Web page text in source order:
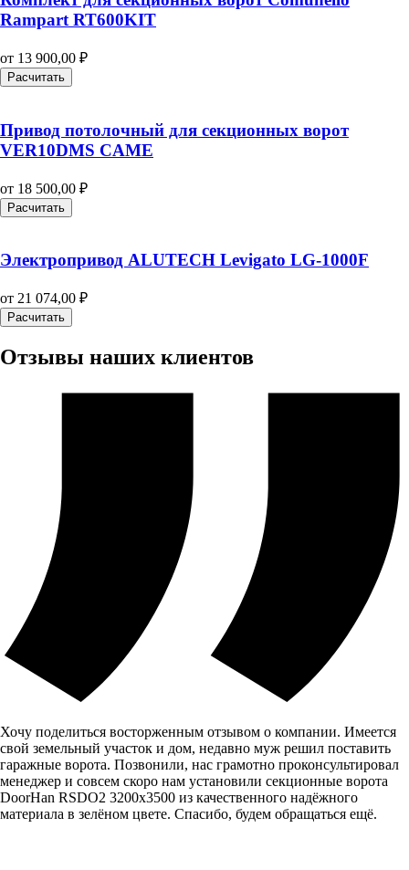
Rampart RT600KIT
от 13 900,00 ₽
Расчитать
Привод потолочный для секционных ворот
VER10DMS CAME
от 18 500,00 ₽
Расчитать
Электропривод ALUTECH Levigato LG-1000F
от 21 074,00 ₽
Расчитать
Отзывы наших клиентов
Хочу поделиться восторженным отзывом о компании. Имеется
свой земельный участок и дом, недавно муж решил поставить
гаражные ворота. Позвонили, нас грамотно проконсультировал
менеджер и совсем скоро нам установили секционные ворота
DoorHan RSDO2 3200x3500 из качественного надёжного
материала в зелёном цвете. Спасибо, будем обращаться ещё.